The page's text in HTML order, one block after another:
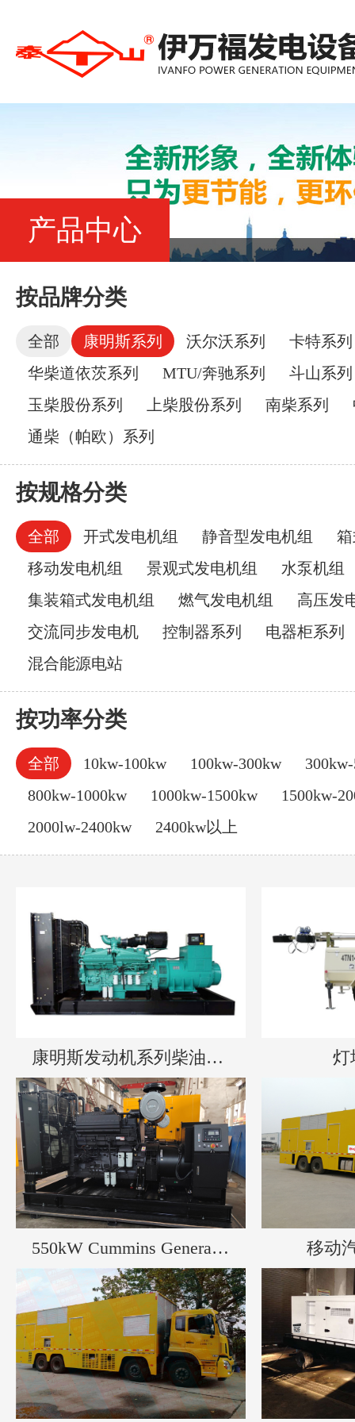
产品中心
按品牌分类
全部 康明斯系列 沃尔沃系列
卡特系列
华柴道依茨系列
MTU/奔驰系列
斗山系列
玉柴股份系列
上柴股份系列 南柴系列
通柴（帕欧）系列
按规格分类
全部 开式发电机组 静音型发电机组
移动发电机组
景观式发电机组
水泵机组
集装箱式发电机组
燃气发电机组
高压发
交流同步发电机
控制器系列
电器柜系列
混合能源电站
按功率分类
全部 10kw-100kw 100kw-300kw
800kw-1000kw
1000kw-1500kw
1500kw-
2000lw-2400kw
2400kw以上
康明斯发动机系列柴油发电机组 灯
550kW Cummins Generator 移动